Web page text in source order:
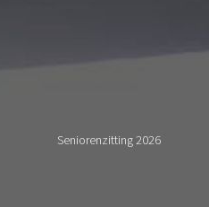
Seniorenzitting 2026